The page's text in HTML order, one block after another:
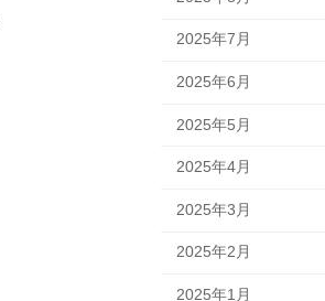
2025年7月
2025年6月
2025年5月
2025年4月
2025年3月
2025年2月
2025年1月